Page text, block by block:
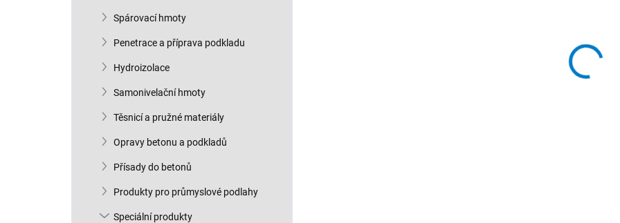
Spárovací hmoty
Penetrace a příprava podkladu
Hydroizolace
Samonivelační hmoty
Těsnicí a pružné materiály
Opravy betonu a podkladů
Přísady do betonů
Produkty pro průmyslové podlahy
Speciální produkty